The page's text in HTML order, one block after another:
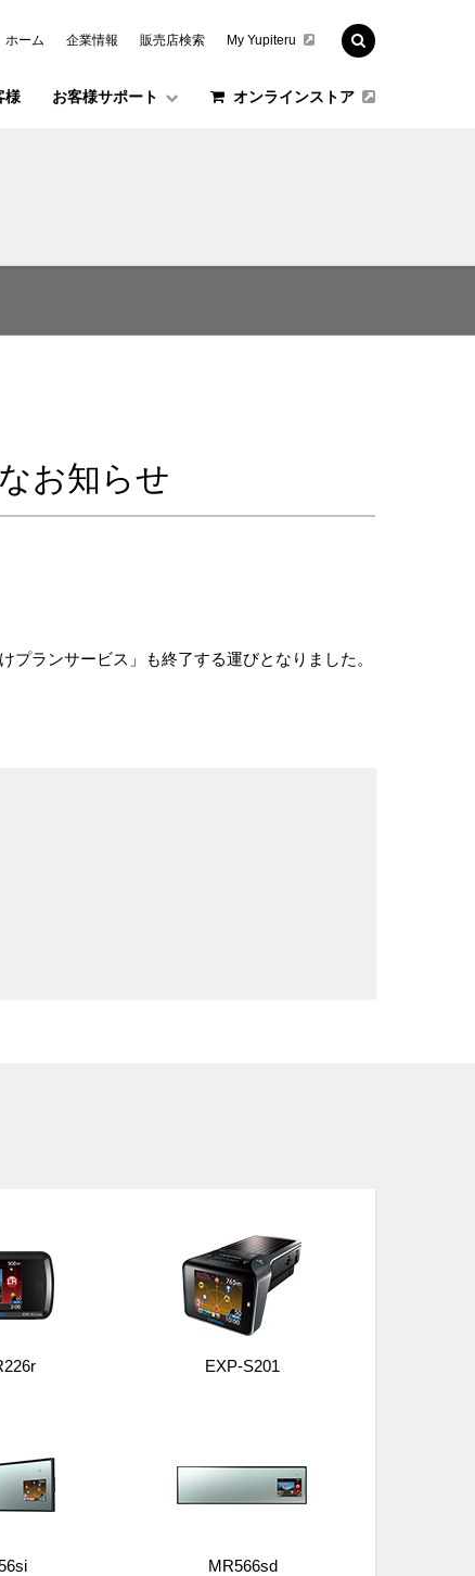
様 お客様サポート オンラインストア
ホーム 企業情報 販売店検索 My Yupiteru
お知らせ
ランサービス」も終了する運びとなりました。
EXP-S201
MR566sd